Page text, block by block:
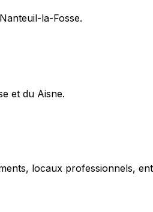
la-Fosse.
et du Aisne.
locaux professionnels,